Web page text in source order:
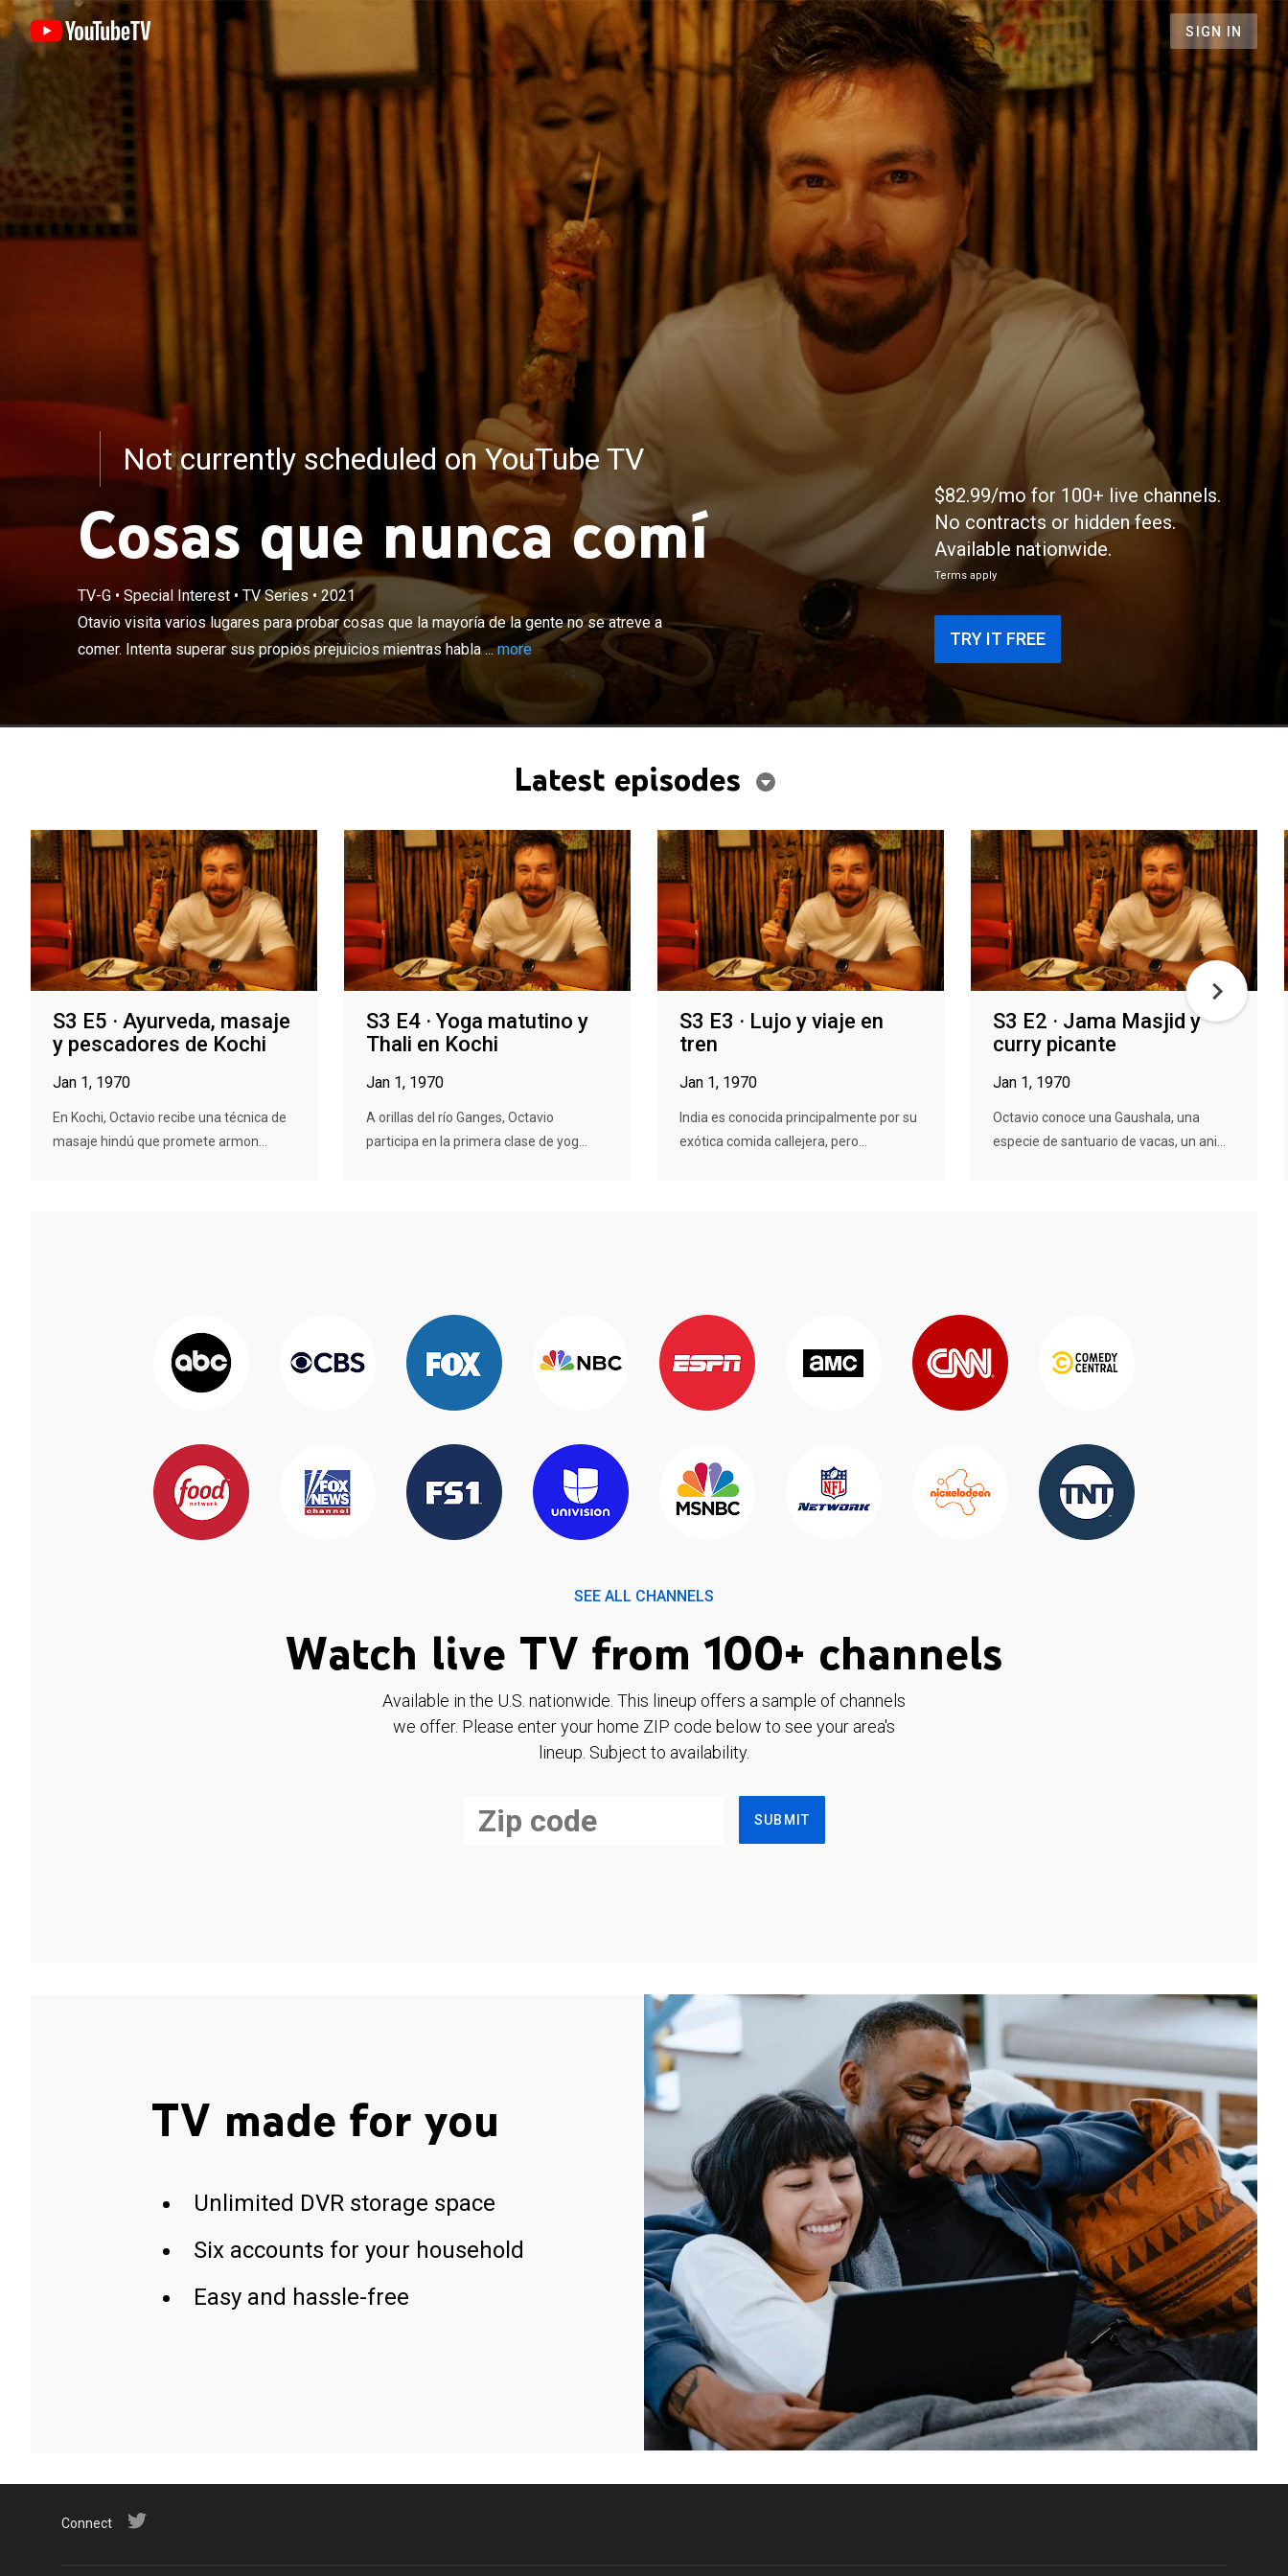
SIGN IN
Not currently scheduled on YouTube TV
Cosas que nunca comí
TV-G• Special Interest• TV Series • 2021
Otavio visita varios lugares para probar cosas que la mayoría de la gente no se atreve a
comer. Intenta superar sus propios prejuicios mientras habla ...more
Otavio visita varios lugares para probar cosas que la mayoría de la
gente no se atreve a comer. Intenta superar sus propios prejuicios
mientras habla de los platos con personas de diferentes culturas.
×
$82.99/mo for 100+ live channels.
No contracts or hidden fees.
Available nationwide.
Terms apply
TRY IT FREE
Latest episodes
S3 E5 · Ayurveda, masaje
y pescadores de Kochi
Jan 1, 1970
En Kochi, Octavio recibe una técnica de
masaje hindú que promete armon...
S3 E4 · Yoga matutino y
Thali en Kochi
Jan 1, 1970
A orillas del río Ganges, Octavio
participa en la primera clase de yog...
S3 E3 · Lujo y viaje en
tren
Jan 1, 1970
India es conocida principalmente por su
exótica comida callejera, pero...
S3 E2 · Jama Masjid y
curry picante
Jan 1, 1970
Octavio conoce una Gaushala, una
especie de santuario de vacas, un ani...
SEE ALL CHANNELS
Watch live TV from 100+ channels
Available in the U.S. nationwide. This lineup offers a sample of channels
we offer. Please enter your home ZIP code below to see your area's
lineup. Subject to availability.
SUBMIT
TV made for you
Unlimited DVR storage space
Six accounts for your household
Easy and hassle-free
Connect